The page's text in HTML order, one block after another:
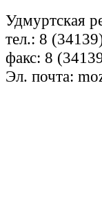
Удмуртская
тел.: 8
факс: 8
Эл. почта: